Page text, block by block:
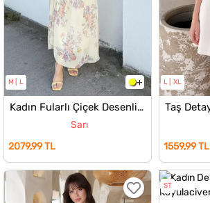
M L
Kadın Fularlı Çiçek Desenli Şifon Elbise
Sarı
2079,99 TL
L XL
1559,99 TL
ST